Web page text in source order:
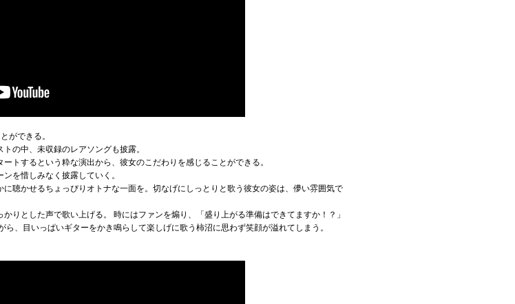
ができる。
の中、未収録のレアソングも披露。
トするという粋な演出から、彼女のこだわりを感じることができる。
を惜しみなく披露していく。
聴かせるちょっぴりオトナな一面を。切なげにしっとりと歌う彼女の姿は、儚い雰囲気で
りとした声で歌い上げる。 時にはファンを煽り、「盛り上がる準備はできてますか！？」
、目いっぱいギターをかき鳴らして楽しげに歌う柿沼に思わず笑顔が溢れてしまう。